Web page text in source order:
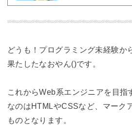
どうも！プログラミング未経験か
果たしたなおやん()です。
これからWeb系エンジニアを目指
なのはHTMLやCSSなど、マーク
ものとなります。